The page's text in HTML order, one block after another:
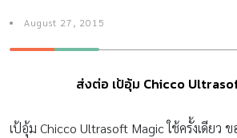
August 27, 2015
ส่งต่อ เป้อุ้ม Chicco
เป้อุ้ม Chicco Ultrasoft Magic ใช้ครั้งเดียว